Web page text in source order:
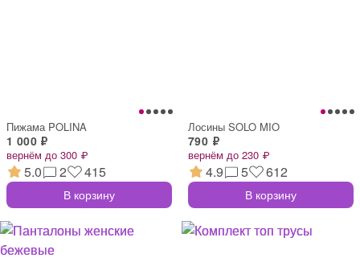
Пижама POLINA
1 000 ₽
вернём до 300 ₽
5.0 2 415
В корзину
Лосины SOLO MIO
790 ₽
вернём до 230 ₽
4.9 5 612
В корзину